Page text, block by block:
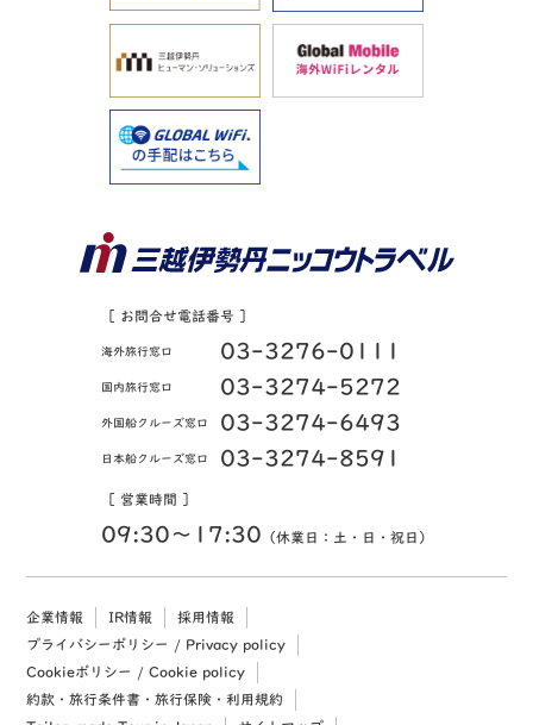
［ お問合せ電話番号 ］
海外旅行窓口 03-3276-0111
国内旅行窓口 03-3274-5272
外国船クルーズ窓口 03-3274-6493
日本船クルーズ窓口 03-3274-8591
［ 営業時間 ］
09:30〜17:30 （休業日：土・日・祝日）
企業情報 IR情報
採用情報
プライバシーポリシー / Privacy policy
Cookieポリシー / Cookie policy
約款・旅行条件書・旅行保険・利用規約